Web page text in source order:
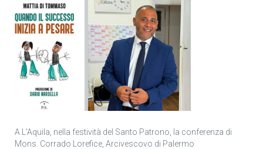
A L’Aquila, nella festività del Santo Patrono, la conferenza di
Mons. Corrado Lorefice, Arcivescovo di Palermo